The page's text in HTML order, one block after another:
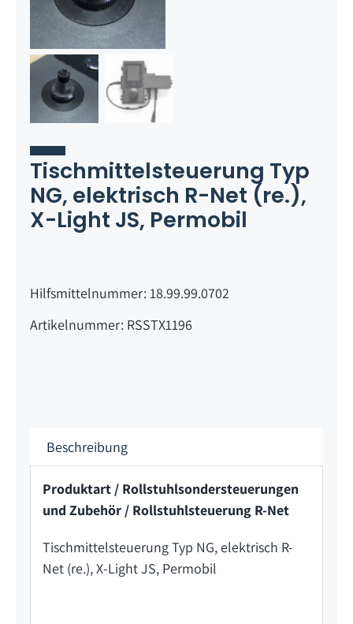
Tischmittelsteuerung Typ
NG, elektrisch R-Net (re.),
X-Light JS, Permobil
Hilfsmittelnummer: 18.99.99.0702
Artikelnummer: RSSTX1196
Beschreibung
Produktart / Rollstuhlsondersteuerungen
und Zubehör / Rollstuhlsteuerung R-Net
Tischmittelsteuerung Typ NG, elektrisch R-
Net (re.), X-Light JS, Permobil